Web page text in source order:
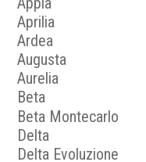
Aprilia
Ardea
Augusta
Aurelia
Beta
Beta Montecarlo
Delta
Delta Evoluzione